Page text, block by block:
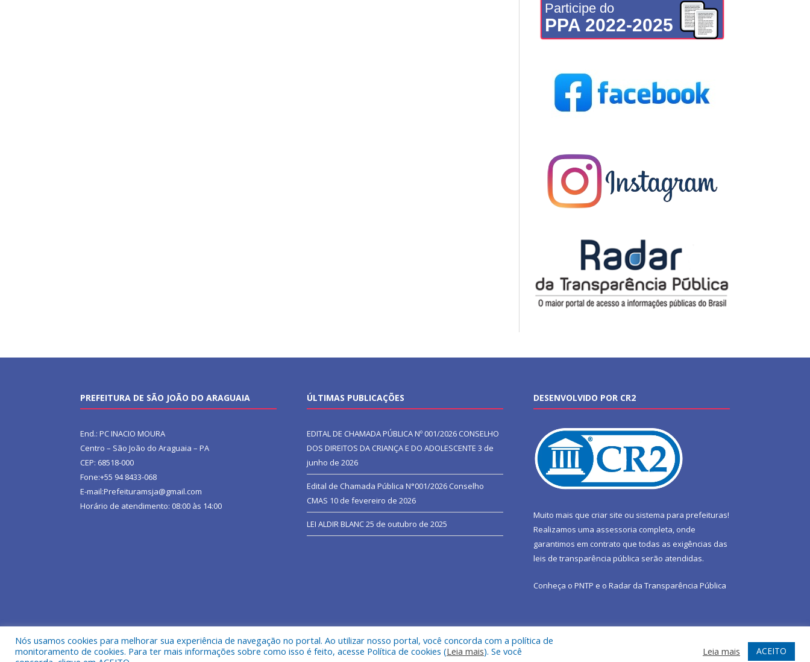
Participe do
PPA 2022-2025
PREFEITURA DE SÃO JOÃO DO ARAGUAIA
End.: PC INACIO MOURA
Centro – São João do Araguaia – PA
CEP: 68518-000
Fone:+55 94 8433-068
E-mail:Prefeituramsja@gmail.com
Horário de atendimento: 08:00 às 14:00
ÚLTIMAS PUBLICAÇÕES
EDITAL DE CHAMADA PÚBLICA Nº 001/2026 CONSELHO
DOS DIREITOS DA CRIANÇA E DO ADOLESCENTE 3 de
junho de 2026
Edital de Chamada Pública N°001/2026 Conselho
CMAS 10 de fevereiro de 2026
LEI ALDIR BLANC25 de outubro de 2025
DESENVOLVIDO POR CR2
Muito mais que criar site ou sistema para prefeituras!
Realizamos uma assessoria completa, onde
garantimos em contrato que todas as exigências das
leis de transparência pública serão atendidas.
Conheça o PNTP e o Radar da Transparência Pública
Todos os direitos reservados a Prefeitura Municipal de São João do Araguaia. Mapa do Site Acessar Webmail
Nós usamos cookies para melhorar sua experiência de navegação no portal. Ao utilizar nosso portal, você concorda com a política de
monitoramento de cookies. Para ter mais informações sobre como isso é feito, acesse Política de cookies (Leia mais). Se você
Leia mais ACEITO